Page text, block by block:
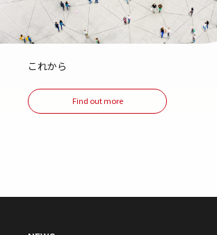
これから
Find out more